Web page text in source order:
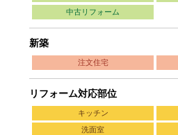
中古リフォーム
新築
注文住宅
リフォーム対応部位
キッチン
洗面室